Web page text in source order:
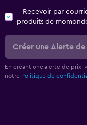
Recevoir par
produits de
Créer une Alerte de
En créant une alerte de prix,
notre Politique de